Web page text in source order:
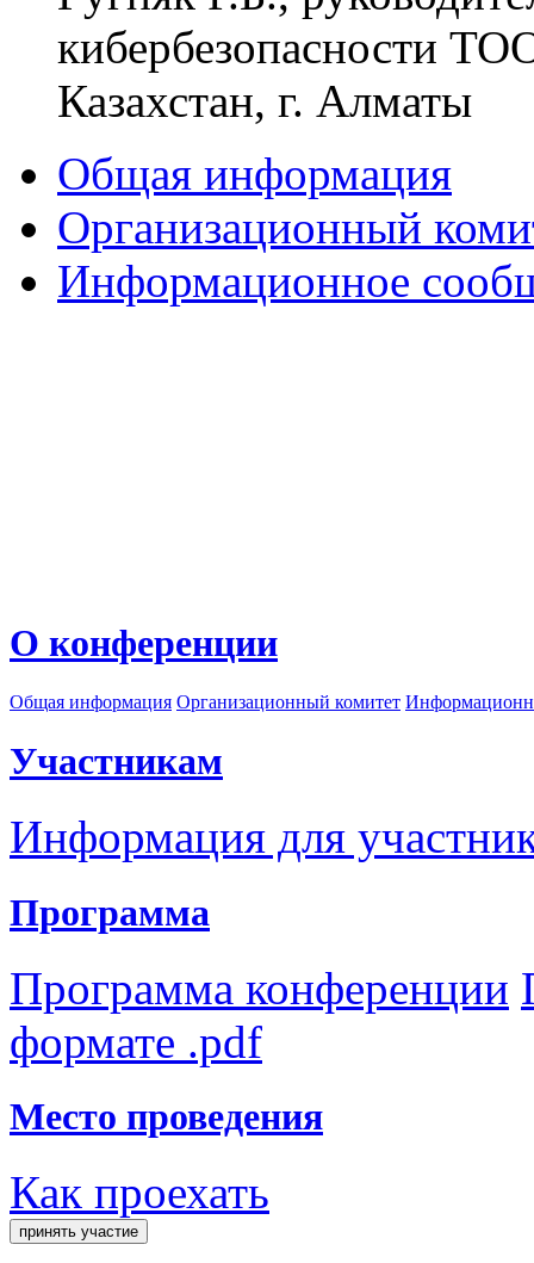
кибербезопасности
Казахстан, г. Алматы
Общая информация
Организационный
Информационное
О конференции
Общая информация Организационный комитет
Участникам
Информация для
Программа
Программа конференции
формате .pdf
Место проведения
Как проехать